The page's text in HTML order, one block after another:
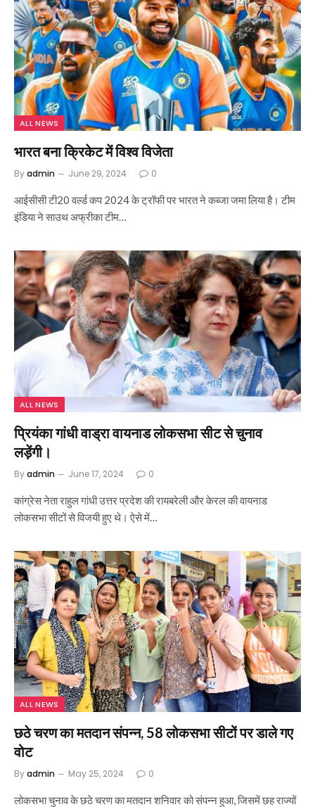
ALL NEWS
भारत बना क्रिकेट में विश्व विजेता
Byadmin June 29, 2024 0
आईसीसी टी20 वर्ल्ड कप 2024 के ट्रॉफी पर भारत ने कब्जा जमा लिया है। टीम
इंडिया ने साउथ अफ्रीका टीम…
ALL NEWS
प्रियंका गांधी वाड्रा वायनाड लोकसभा सीट से चुनाव
लड़ेंगी।
Byadmin June 17, 2024 0
कांग्रेस नेता राहुल गांधी उत्तर प्रदेश की रायबरेली और केरल की वायनाड
लोकसभा सीटों से विजयी हुए थे। ऐसे में…
ALL NEWS
छठे चरण का मतदान संपन्न, 58 लोकसभा सीटों पर डाले गए
वोट
Byadmin May 25, 2024 0
लोकसभा चुनाव के छठे चरण का मतदान शनिवार को संपन्न हुआ, जिसमें छह राज्यों